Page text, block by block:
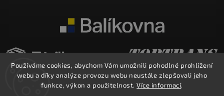
Používáme cookies, abychom Vám umožnili pohodlné prohlížení
webu a díky analýze provozu webu neustále zlepšovali jeho
funkce, výkon a použitelnost.Více informací.